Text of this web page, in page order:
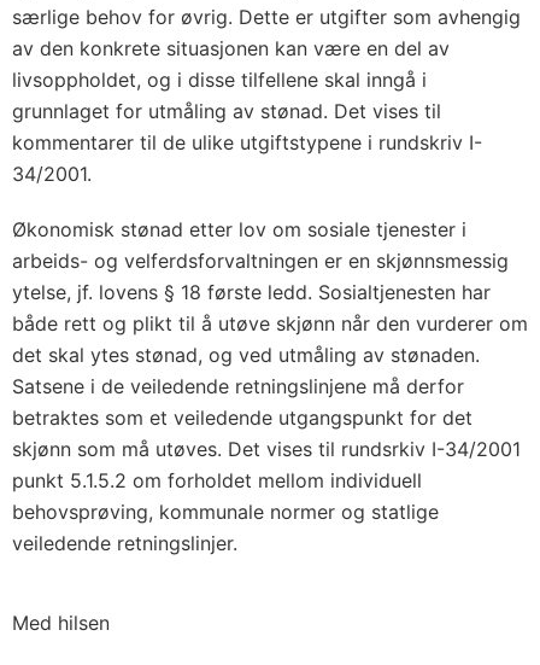
særlige behov for øvrig. Dette er utgifter som avhengig
av den konkrete situasjonen kan være en del av
livsoppholdet, og i disse tilfellene skal inngå i
grunnlaget for utmåling av stønad. Det vises til
kommentarer til de ulike utgiftstypene i rundskriv I-
34/2001.
Økonomisk stønad etter lov om sosiale tjenester i
arbeids- og velferdsforvaltningen er en skjønnsmessig
ytelse, jf. lovens § 18 første ledd. Sosialtjenesten har
både rett og plikt til å utøve skjønn når den vurderer om
det skal ytes stønad, og ved utmåling av stønaden.
Satsene i de veiledende retningslinjene må derfor
betraktes som et veiledende utgangspunkt for det
skjønn som må utøves. Det vises til rundsrkiv I-34/2001
punkt 5.1.5.2 om forholdet mellom individuell
behovsprøving, kommunale normer og statlige
veiledende retningslinjer.
Med hilsen